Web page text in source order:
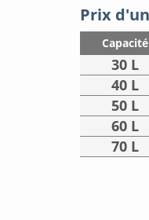
Prix
Capacité
30 L
40 L
50 L
60 L
70 L